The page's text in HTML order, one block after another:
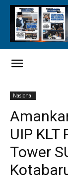
Nasional
UIP
Tower